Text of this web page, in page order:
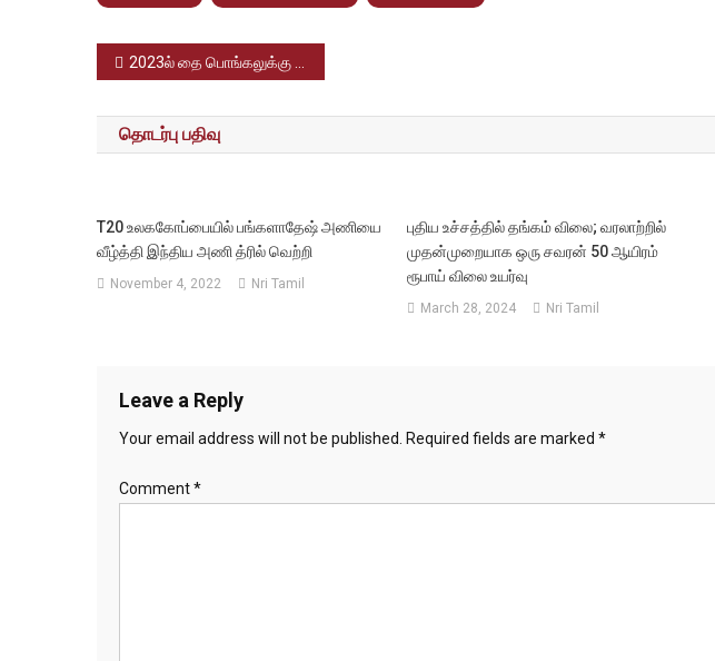
Post
navigation
2023ல் தை பொங்கலுக்கு அதிரடியாக வெளியான அஜித் நடிக்கும் துணிவு – விமர்சனம்
தொடர்பு பதிவு
T20 உலககோப்பையில் பங்களாதேஷ் அணியை
வீழ்த்தி இந்திய அணி த்ரில் வெற்றி
November 4, 2022 Nri Tamil
புதிய உச்சத்தில் தங்கம் விலை; வரலாற்றில்
முதன்முறையாக ஒரு சவரன் 50 ஆயிரம்
ரூபாய் விலை உயர்வு
March 28, 2024 Nri Tamil
Leave a Reply
Your email address will not be published. Required fields are marked *
Comment*